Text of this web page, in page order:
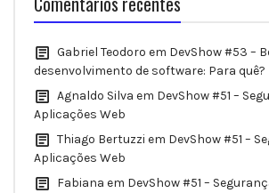
Gabriel Teodoro em DevShow #53 –
desenvolvimento de software: Para quê?
Agnaldo Silva em DevShow #51 –
Aplicações Web
Thiago Bertuzzi em DevShow #51 –
Aplicações Web
Fabiana em DevShow #51 –